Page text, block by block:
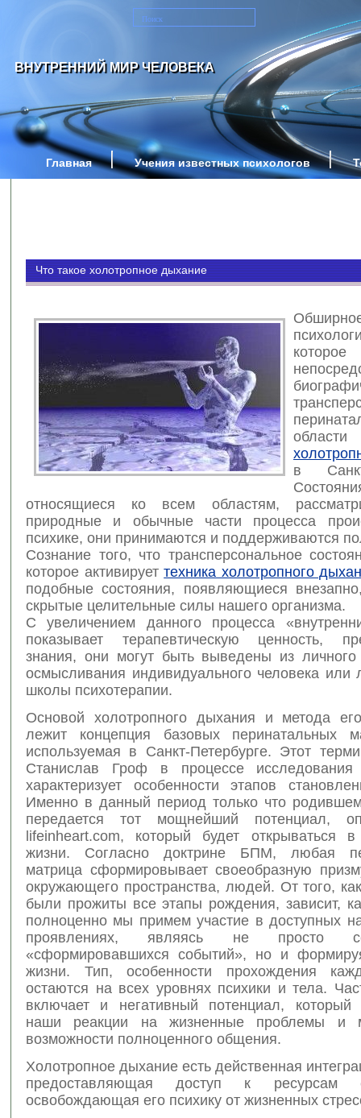
ВНУТРЕННИЙ МИР ЧЕЛОВЕКА
Главная Учения известных психологов
Что такое холотропное дыхание
в
относящиеся ко всем областям,
природные и обычные части процесса
психике, они принимаются и поддерживаются
Сознание того, что трансперсональное
которое активируеттехника холотропного
подобные состояния, появляющиеся
скрытые целительные силы нашего организма.
С увеличением данного процесса
показывает терапевтическую ценность,
знания, они могут быть выведены из личного
осмысливания индивидуального человека или
школы психотерапии.
Основой холотропного дыхания и метода
лежит концепция базовых перинатальных
используемая в Санкт-Петербурге. Этот
Станислав Гроф в процессе
характеризует особенности этапов
Именно в данный период только что
передается тот мощнейший потенциал,
lifeinheart.com, который будет открываться
жизни. Согласно доктрине БПМ, любая
матрица сформировывает своеобразную
окружающего пространства, людей. От того,
были прожиты все этапы рождения, зависит,
полноценно мы примем участие в доступных
проявлениях, являясь не просто
«сформировавшихся событий», но и
жизни. Тип, особенности прохождения
остаются на всех уровнях психики и тела.
включает и негативный потенциал, который
наши реакции на жизненные проблемы и
возможности полноценного общения.
Холотропное дыхание есть действенная
предоставляющая доступ к ресурсам
освобождающая его психику от жизненных